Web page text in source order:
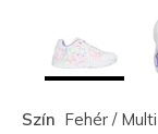
Szín Fehér / Multi